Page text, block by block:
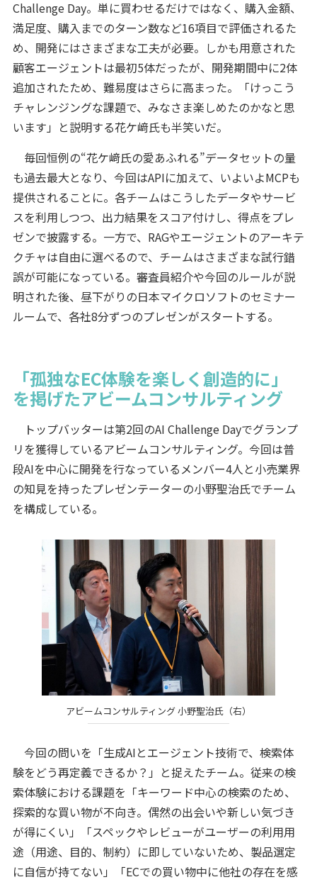
Challenge Day。単に買わせるだけではなく、購入金額、
満足度、購入までのターン数など16項目で評価されるた
め、開発にはさまざまな工夫が必要。しかも用意された
顧客エージェントは最初5体だったが、開発期間中に2体
追加されたため、難易度はさらに高まった。「けっこう
チャレンジングな課題で、みなさま楽しめたのかなと思
います」と説明する花ケ﨑氏も半笑いだ。
毎回恒例の“花ケ﨑氏の愛あふれる”データセットの量
も過去最大となり、今回はAPIに加えて、いよいよMCPも
提供されることに。各チームはこうしたデータやサービ
スを利用しつつ、出力結果をスコア付けし、得点をプレ
ゼンで披露する。一方で、RAGやエージェントのアーキテ
クチャは自由に選べるので、チームはさまざまな試行錯
誤が可能になっている。審査員紹介や今回のルールが説
明された後、昼下がりの日本マイクロソフトのセミナー
ルームで、各社8分ずつのプレゼンがスタートする。
「孤独なEC体験を楽しく創造的に」
を掲げたアビームコンサルティング
トップバッターは第2回のAI Challenge Dayでグランプ
リを獲得しているアビームコンサルティング。今回は普
段AIを中心に開発を行なっているメンバー4人と小売業界
の知見を持ったプレゼンテーターの小野聖治氏でチーム
を構成している。
アビームコンサルティング 小野聖治氏（右）
今回の問いを「生成AIとエージェント技術で、検索体
験をどう再定義できるか？」と捉えたチーム。従来の検
索体験における課題を「キーワード中心の検索のため、
探索的な買い物が不向き。偶然の出会いや新しい気づき
が得にくい」「スペックやレビューがユーザーの利用用
途（用途、目的、制約）に即していないため、製品選定
に自信が持てない」「ECでの買い物中に他社の存在を感